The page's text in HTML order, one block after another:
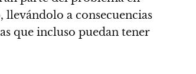
llevándolo a consecuencias
que incluso puedan tener